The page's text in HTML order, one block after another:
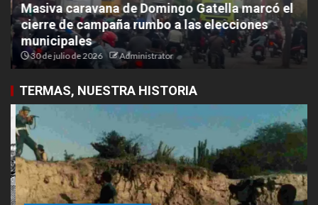
Masiva caravana de Domingo Gatella marcó el
cierre de campaña rumbo a las elecciones
municipales
30 de julio de 2026 Administrator
TERMAS, NUESTRA HISTORIA